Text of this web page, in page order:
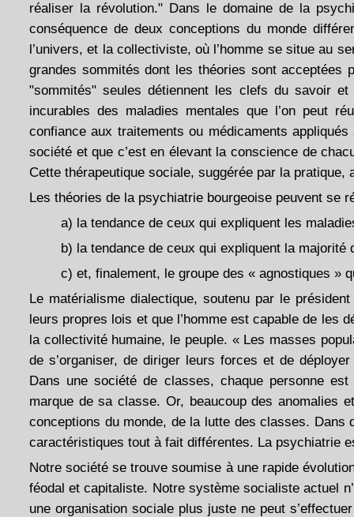
réaliser la révolution." Dans le domaine de la
conséquence de deux conceptions du monde
l’univers, et la collectiviste, où l’homme se situe au
grandes sommités dont les théories sont
"sommités" seules détiennent les clefs du savoir
incurables des maladies mentales que l’on peut
confiance aux traitements ou médicaments
société et que c’est en élevant la conscience de
Cette thérapeutique sociale, suggérée par la
Les théories de la psychiatrie bourgeoise peuvent se
a) la tendance de ceux qui expliquent les
b) la tendance de ceux qui expliquent la majorité
c) et, finalement, le groupe des « agnostiques »
Le matérialisme dialectique, soutenu par le
leurs propres lois et que l’homme est capable de les
la collectivité humaine, le peuple. « Les masses
de s’organiser, de diriger leurs forces et de
Dans une société de classes, chaque personne
marque de sa classe. Or, beaucoup des anomalies
conceptions du monde, de la lutte des classes.
caractéristiques tout à fait différentes. La psychiatrie
Notre société se trouve soumise à une rapide
féodal et capitaliste. Notre système socialiste actuel
une organisation sociale plus juste ne peut